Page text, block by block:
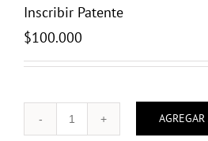
Inscribir Patente
$100.000
Inscribir
Patente